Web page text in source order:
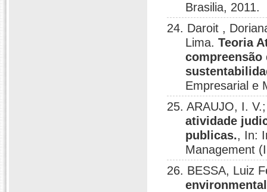
Brasilia, 2011.
24. Daroit ,
Lima.Teoria
Empresarial e
25. ARAUJO, I.
atividade
publicas., In:
Management
26. BESSA, Luiz